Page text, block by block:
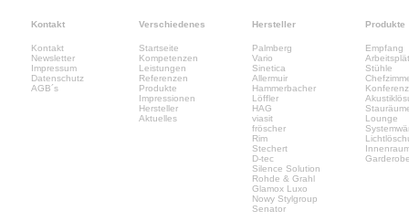
Kontakt Verschiedenes Hersteller Produkte
Kontakt
Newsletter
Impressum
Datenschutz
AGB´s
Startseite
Kompetenzen
Leistungen
Referenzen
Produkte
Impressionen
Hersteller
Aktuelles
Palmberg
Vario
Sinetica
Allermuir
Hammerbacher
Löffler
HAG
viasit
fröscher
Rim
Stechert
D-tec
Silence Solution
Rohde & Grahl
Glamox Luxo
Nowy Stylgroup
Senator
Empfang
Stühle
Lounge